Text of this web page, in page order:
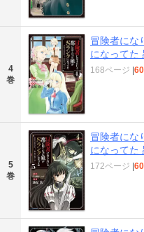
4
巻
冒険者にな
になってた
168ページ |
5
巻
冒険者にな
になってた
172ページ |